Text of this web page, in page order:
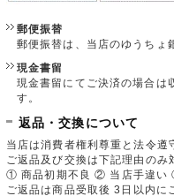
郵便振替
郵便振替は、当店のゆうちょ
現金書留
現金書留にてご決済の場合は
す。
返品・交換について
当店は消費者権利尊重と法令遵
ご返品及び交換は下記理由のみ
① 商品初期不良 ② 当店手違い
ご返品は商品受取後 3日以内に